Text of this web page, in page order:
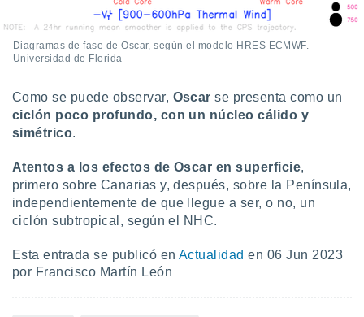
Diagramas de fase de Oscar, según el modelo HRES ECMWF.
Universidad de Florida
Como se puede observar, Oscar se presenta como un
ciclón poco profundo, con un núcleo cálido y
simétrico.
Atentos a los efectos de Oscar en superficie,
primero sobre Canarias y, después, sobre la Península,
independientemente de que llegue a ser, o no, un
ciclón subtropical, según el NHC.
Esta entrada se publicó en Actualidad en 06 Jun 2023
por Francisco Martín León